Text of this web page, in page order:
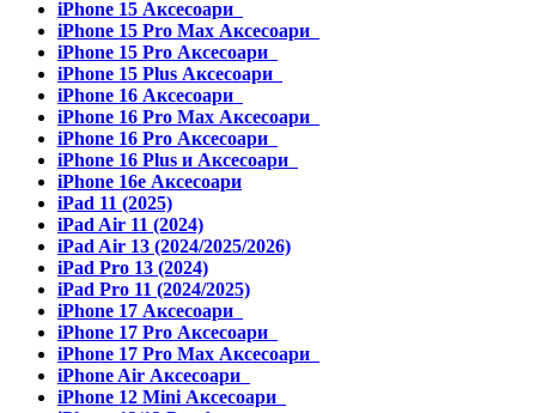
iPhone 15 Аксесоари
iPhone 15 Pro Max Аксесоари
iPhone 15 Pro Аксесоари
iPhone 15 Plus Аксесоари
iPhone 16 Аксесоари
iPhone 16 Pro Max Аксесоари
iPhone 16 Pro Аксесоари
iPhone 16 Plus и Аксесоари
iPhone 16e Аксесоари
iPad 11 (2025)
iPad Air 11 (2024)
iPad Air 13 (2024/2025/2026)
iPad Pro 13 (2024)
iPad Pro 11 (2024/2025)
iPhone 17 Аксесоари
iPhone 17 Pro Аксесоари
iPhone 17 Pro Max Аксесоари
iPhone Air Аксесоари
iPhone 12 Mini Аксесоари